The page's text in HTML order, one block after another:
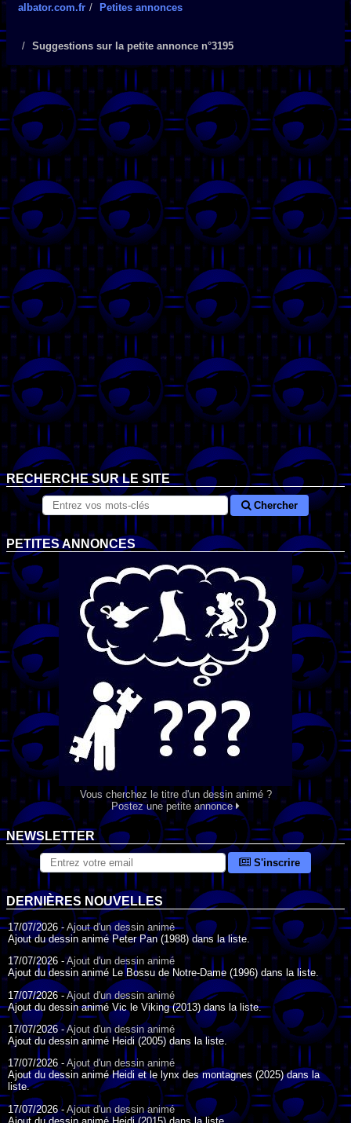
albator.com.fr Petites annonces
Suggestions sur la petite annonce n°3195
RECHERCHE SUR LE SITE
Chercher
PETITES ANNONCES
Vous cherchez le titre d'un dessin animé ?
Postez une petite annonce
NEWSLETTER
S'inscrire
DERNIÈRES NOUVELLES
17/07/2026 - Ajout d'un dessin animé
Ajout du dessin animé Peter Pan (1988) dans la liste.
17/07/2026 -Ajout d'un dessin animé
Ajout du dessin animé Le Bossu de Notre-Dame (1996) dans la liste.
17/07/2026 -Ajout d'un dessin animé
Ajout du dessin animé Vic le Viking (2013) dans la liste.
17/07/2026 -Ajout d'un dessin animé
Ajout du dessin animé Heidi (2005) dans la liste.
17/07/2026 -Ajout d'un dessin animé
Ajout du dessin animé Heidi et le lynx des montagnes (2025) dans la
liste.
17/07/2026 - Ajout d'un dessin animé